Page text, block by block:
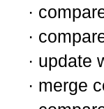
·
·
· update
· merge